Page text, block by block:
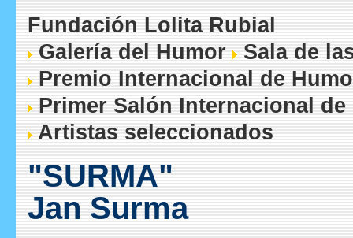
Fundación Lolita Rubial
Galería del Humor
Sala de
Premio Internacional de
Primer Salón Internacional
Artistas seleccionados
"SURMA"
Jan Surma